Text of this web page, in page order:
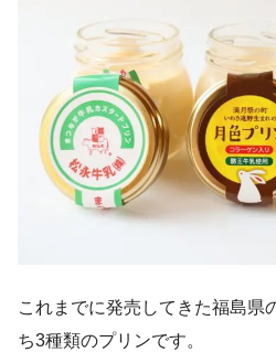
これまでに発売してきた福島県
ち3種類のプリンです。